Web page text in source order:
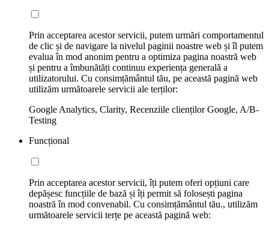
Prin acceptarea acestor servicii, putem urmări comportamentul
de clic și de navigare la nivelul paginii noastre web și îl putem
evalua în mod anonim pentru a optimiza pagina noastră web
și pentru a îmbunătăți continuu experiența generală a
utilizatorului. Cu consimțământul tău, pe această pagină web
utilizăm următoarele servicii ale terților:
Google Analytics, Clarity, Recenziile clienților Google, A/B-
Testing
Funcțional
Prin acceptarea acestor servicii, îți putem oferi opțiuni care
depășesc funcțiile de bază și îți permit să folosești pagina
noastră în mod convenabil. Cu consimțământul tău., utilizăm
următoarele servicii terțe pe această pagină web: